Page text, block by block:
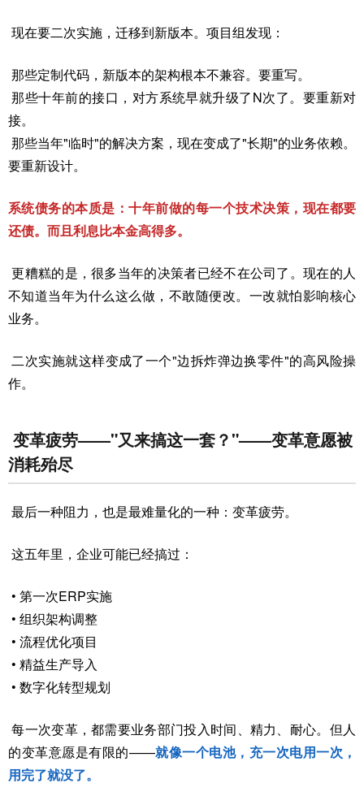
现在要二次实施，迁移到新版本。项目组发现：
那些定制代码，新版本的架构根本不兼容。要重写。
那些十年前的接口，对方系统早就升级了N次了。要重新对
接。
那些当年"临时"的解决方案，现在变成了"长期"的业务依赖。
要重新设计。
系统债务的本质是：十年前做的每一个技术决策，现在都要
还债。而且利息比本金高得多。
更糟糕的是，很多当年的决策者已经不在公司了。现在的人
不知道当年为什么这么做，不敢随便改。一改就怕影响核心
业务。
二次实施就这样变成了一个"边拆炸弹边换零件"的高风险操
作。
变革疲劳——"又来搞这一套？"——变革意愿被
消耗殆尽
最后一种阻力，也是最难量化的一种：变革疲劳。
这五年里，企业可能已经搞过：
• 第一次ERP实施
• 组织架构调整
• 流程优化项目
• 精益生产导入
• 数字化转型规划
每一次变革，都需要业务部门投入时间、精力、耐心。但人
的变革意愿是有限的——就像一个电池，充一次电用一次，
用完了就没了。